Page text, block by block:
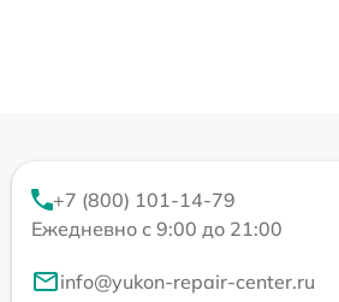
+7 (800) 101-14-79
Ежедневно с 9:00 до 21:00
info@yukon-repair-center.ru